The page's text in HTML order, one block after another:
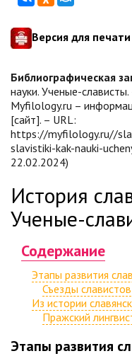
Версия для печати
Библиографическая
науки. Ученые-
Myfilology.ru –
[сайт]. – URL:
https://myfilology.ru//
slavistiki-kak-nauki-
22.02.2024)
История
Ученые-
Содержание
Этапы развития
Съезды славистов
Из истории
Пражский
Этапы развития